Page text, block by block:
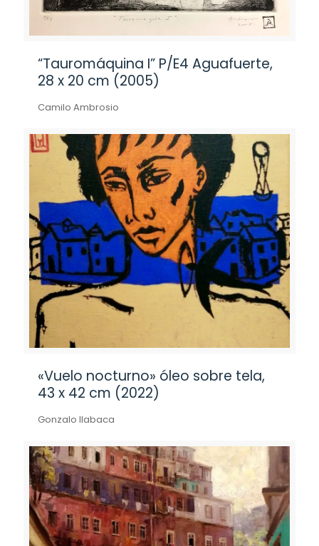
“Tauromáquina I” P/E4 Aguafuerte,
28 x 20 cm (2005)
Camilo Ambrosio
«Vuelo nocturno» óleo sobre tela,
43 x 42 cm (2022)
Gonzalo Ilabaca